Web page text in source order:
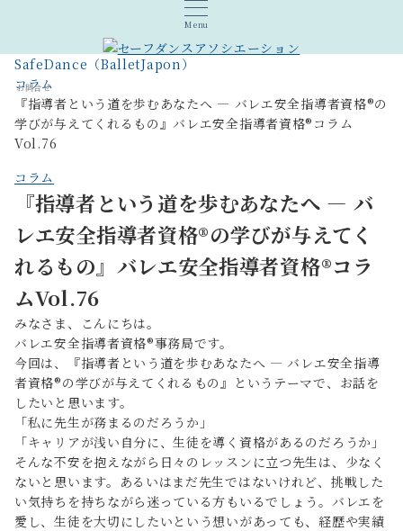
Menu
お問合せ
SafeDance（BalletJapon）
コラム
『指導者という道を歩むあなたへ ― バレエ安全指導者資格®の
学びが与えてくれるもの』バレエ安全指導者資格®︎コラム
Vol.76
コラム
『指導者という道を歩むあなたへ ― バ
レエ安全指導者資格®の学びが与えてく
れるもの』バレエ安全指導者資格®︎コラ
ムVol.76
みなさま、こんにちは。
バレエ安全指導者資格®︎事務局です。
今回は、『指導者という道を歩むあなたへ ― バレエ安全指導
者資格®の学びが与えてくれるもの』というテーマで、お話を
したいと思います。
「私に先生が務まるのだろうか」
「キャリアが浅い自分に、生徒を導く資格があるのだろうか」
そんな不安を抱えながら日々のレッスンに立つ先生は、少なく
ないと思います。あるいはまだ先生ではないけれど、挑戦した
い気持ちを持ちながら迷っている方もいるでしょう。バレエを
愛し、生徒を大切にしたいという想いがあっても、経歴や実績